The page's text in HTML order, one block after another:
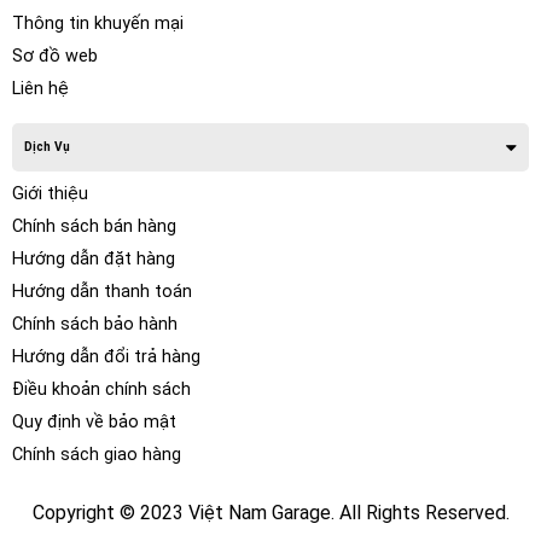
Do đó, hệ thống âm thanh của xe nhìn chung thiết kế khá
sơ sài, lớp màng loa khá mỏng. Sau một thời gian ngắn sử
dụng có thể bị xuống cấp nhanh chóng. Do đó, nhu cầu
Thông tin khuyến mại
Sơ đồ web
Liên hệ
Dịch Vụ
Giới thiệu
Chính sách bán hàng
Hướng dẫn đặt hàng
Hướng dẫn thanh toán
Chính sách bảo hành
Hướng dẫn đổi trả hàng
Điều khoản chính sách
Quy định về bảo mật
Chính sách giao hàng
Copyright © 2023 Việt Nam Garage. All Rights Reserved.